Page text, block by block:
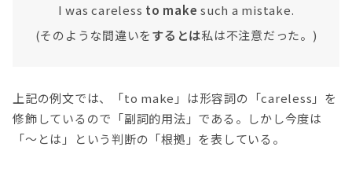
I was careless to make such a mistake.
(そのような間違いをするとは私は不注意だった。)
上記の例文では、「to make」は形容詞の「careless」を
修飾しているので「副詞的用法」である。しかし今度は
「〜とは」という判断の「根拠」を表している。